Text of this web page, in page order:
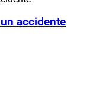
accidente